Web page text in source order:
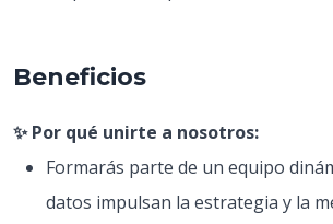
Beneficios
✨ Por qué unirte a nosotros:
Formarás parte de un equipo
datos impulsan la estrategia y la